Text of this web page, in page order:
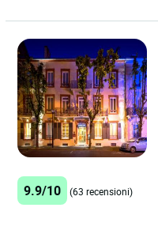
9.9/10 (63 recensioni)